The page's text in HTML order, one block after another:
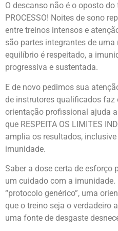
O descanso não é o oposto do
PROCESSO! Noites de sono
entre treinos intensos e
são partes integrantes de
equilíbrio é respeitado, a
progressiva e sustentada.
E de novo pedimos sua
de instrutores qualificados faz
orientação profissional ajuda
que RESPEITA OS LIMITES
amplia os resultados,
imunidade.
Saber a dose certa de esforço
um cuidado com a
“protocolo genérico”, uma
que o treino seja o verdadeiro
uma fonte de desgaste